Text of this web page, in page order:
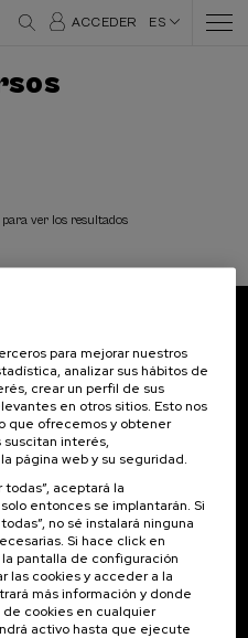
ACCEDER ES
ver los resultados
las
De interés...
Actividades anteriores
para mejorar nuestros
analizar sus hábitos de
crear un perfil de sus
en otros sitios. Esto nos
que ofrecemos y obtener
interés,
página web y su seguridad.
aceptará la
entonces se implantarán. Si
no sé instalará ninguna
Si hace click en
pantalla de configuración
las cookies y acceder a la
más información y donde
cookies en cualquier
activo hasta que ejecute